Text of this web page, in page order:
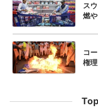
ス
燃
コ
権理